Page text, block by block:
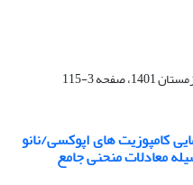
کامپوزیت های اپوکسی/نانو
معادلات منحنی جامع